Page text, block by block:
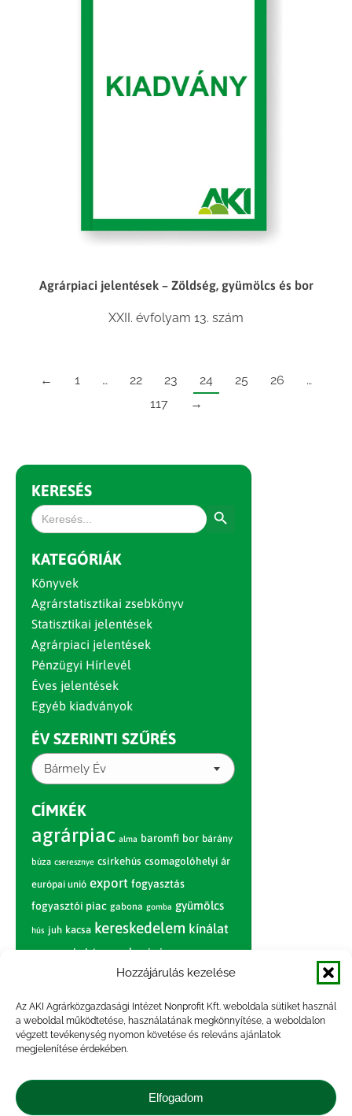
Hozzájárulás kezelése
Az AKI Agrárközgazdasági Intézet Nonprofit Kft. weboldala sütiket használ
a weboldal működtetése, használatának megkönnyítése, a weboldalon
végzett tevékenység nyomon követése és releváns ajánlatok
megjelenítése érdekében.
Elfogadom
Agrárpiaci jelentések – Zöldség, gyümölcs és bor
XXII. évfolyam 13. szám
← 1 … 22 23 24 25 26
…
117
→
KERESÉS
Search
for:
KATEGÓRIÁK
Könyvek
Agrárstatisztikai zsebkönyv
Statisztikai jelentések
Agrárpiaci jelentések
Pénzügyi Hírlevél
Éves jelentések
Egyéb kiadványok
ÉV SZERINTI SZŰRÉS
Bármely Év
CÍMKÉK
agrárpiac alma baromfi bor bárány
búza cseresznye csirkehús csomagolóhelyi ár
európai unió export fogyasztás
fogyasztói piac gabona gomba gyümölcs
hús juh kacsa kereskedelem kínálat
körte marhahús nagybani piac narancs
nemzetközi árinformációk
paradicsom piac piaci jelentés
pulyka pulykahús sertés sertéshús
szarvasmarha termelés
termelői
zöldség árak